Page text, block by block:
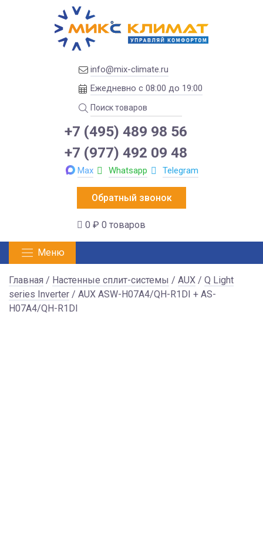
info@mix-climate.ru
Ежедневно с 08:00 до 19:00
+7 (495) 489 98 56
+7 (977) 492 09 48
Max Whatsapp Telegram
Обратный звонок
0 ₽ 0 товаров
Меню
Главная / Настенные сплит-системы / AUX / Q Light
series Inverter / AUX ASW-H07A4/QH-R1DI + AS-
H07A4/QH-R1DI